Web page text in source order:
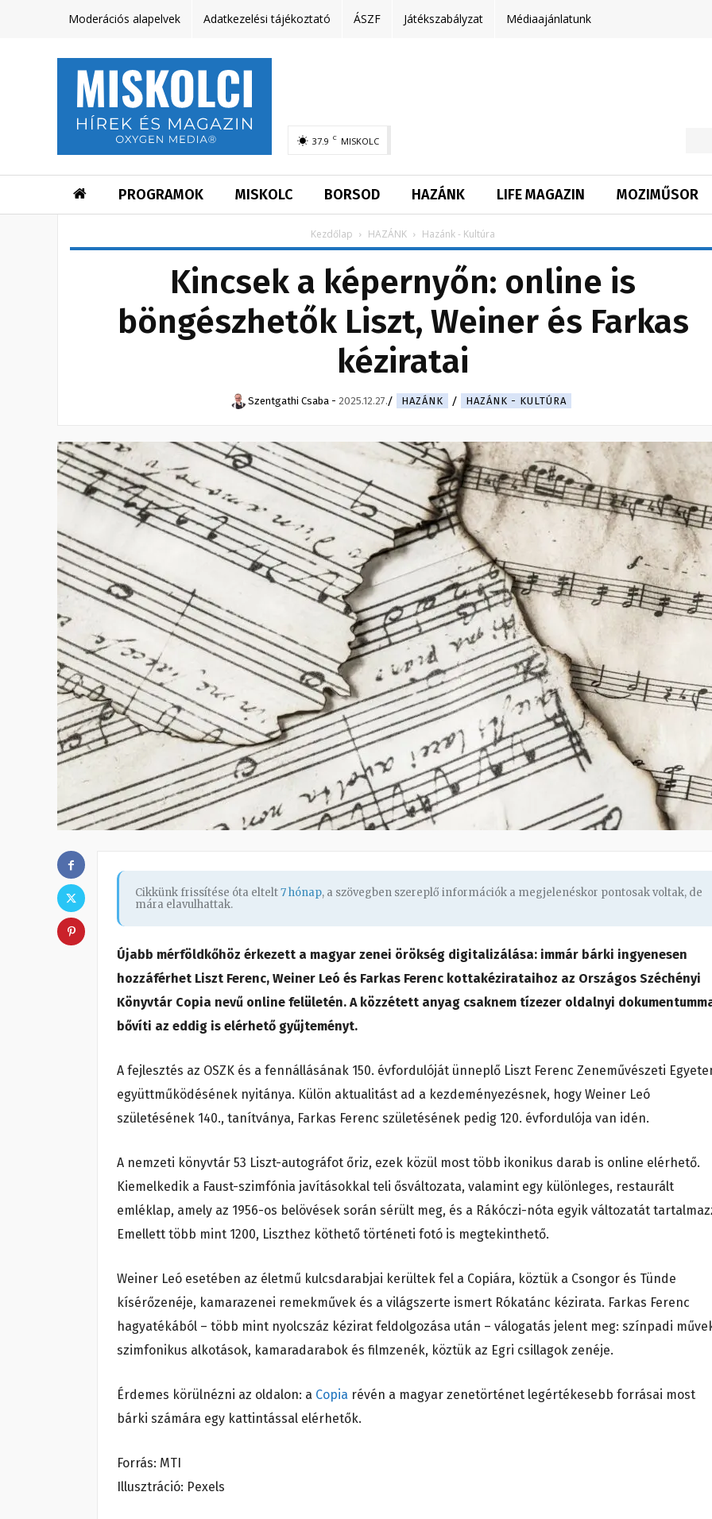
Moderációs alapelvek Adatkezelési tájékoztató ÁSZF Játékszabályzat Médiaajánlatunk
37.9 C MISKOLC
PROGRAMOK MISKOLC BORSOD HAZÁNK LIFE MAGAZIN MOZIMŰSOR
Kezdőlap HAZÁNK Hazánk - Kultúra
Kincsek a képernyőn: online is
böngészhetők Liszt, Weiner és Farkas
kéziratai
Szentgathi Csaba - 2025.12.27. HAZÁNK HAZÁNK - KULTÚRA
Cikkünk frissítése óta eltelt7 hónap, a szövegben szereplő információk a megjelenéskor pontosak voltak, de
mára elavulhattak.
Újabb mérföldkőhöz érkezett a magyar zenei örökség digitalizálása: immár bárki ingyenesen
hozzáférhet Liszt Ferenc, Weiner Leó és Farkas Ferenc kottakézirataihoz az Országos Széchényi
Könyvtár Copia nevű online felületén. A közzétett anyag csaknem tízezer oldalnyi
bővíti az eddig is elérhető gyűjteményt.
A fejlesztés az OSZK és a fennállásának 150. évfordulóját ünneplő Liszt Ferenc Zeneművészeti
együttműködésének nyitánya. Külön aktualitást ad a kezdeményezésnek, hogy Weiner Leó
születésének 140., tanítványa, Farkas Ferenc születésének pedig 120. évfordulója van idén.
A nemzeti könyvtár 53 Liszt-autográfot őriz, ezek közül most több ikonikus darab is online elérhető.
Kiemelkedik a Faust-szimfónia javításokkal teli ősváltozata, valamint egy különleges, restaurált
emléklap, amely az 1956-os belövések során sérült meg, és a Rákóczi-nóta egyik változatát
Emellett több mint 1200, Liszthez köthető történeti fotó is megtekinthető.
Weiner Leó esetében az életmű kulcsdarabjai kerültek fel a Copiára, köztük a Csongor és Tünde
kísérőzenéje, kamarazenei remekművek és a világszerte ismert Rókatánc kézirata. Farkas Ferenc
hagyatékából – több mint nyolcszáz kézirat feldolgozása után – válogatás jelent meg: színpadi
szimfonikus alkotások, kamaradarabok és filmzenék, köztük az Egri csillagok zenéje.
Érdemes körülnézni az oldalon: a Copia révén a magyar zenetörténet legértékesebb forrásai most
bárki számára egy kattintással elérhetők.
Forrás: MTI
Illusztráció: Pexels